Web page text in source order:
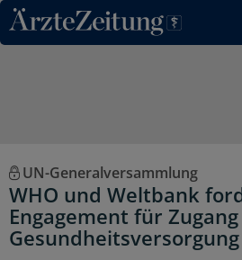
Direkt zum Inhaltsbereich
UN-Generalversammlung
WHO und Weltbank
Engagement für
Gesundheitsversorgung